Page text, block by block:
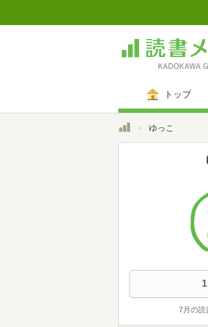
トップ
トップゆっこ
1
7月の読